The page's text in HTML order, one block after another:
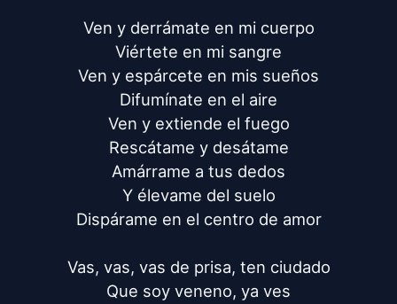
Ven y derrámate en mi cuerpo
Viértete en mi sangre
Ven y espárcete en mis sueños
Difumínate en el aire
Ven y extiende el fuego
Rescátame y desátame
Amárrame a tus dedos
Y élevame del suelo
Dispárame en el centro de amor
Vas, vas, vas de prisa, ten ciudado
Que soy veneno, ya ves